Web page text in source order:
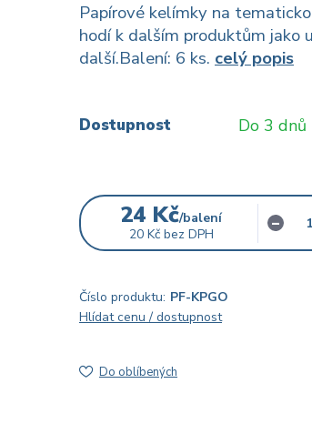
Papírové kelímky na
hodí k dalším produktům jako
další.Balení: 6 ks. celý popis
Dostupnost Do 3 dnů
24 Kč/balení
20 Kč bez DPH
Číslo produktu: PF-KPGO
Hlídat cenu / dostupnost
Do oblíbených